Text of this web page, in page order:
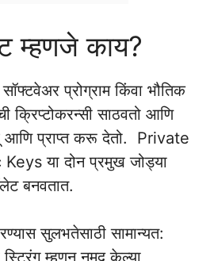
म्हणजे काय?
प्रोग्राम किंवा भौतिक
साठवतो आणि
आणि प्राप्त करू देतो. Private
या दोन प्रमुख जोड्या
बनवतात.
सुलभतेसाठी सामान्यत:
स्ट्रिंग म्हणून नमूद केल्या